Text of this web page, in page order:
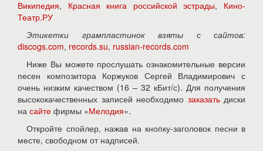
Википедия, Красная книга российской эстрады, Кино-
Театр.РУ
Этикетки грампластинок взяты с сайтов:
discogs.com, records.su, russian-records.com
Ниже Вы можете прослушать ознакомительные версии
песен композитора Коржуков Сергей Владимирович с
очень низким качеством (16 – 32 кБит/с). Для получения
высококачественных записей необходимо заказатьдиски
на сайте фирмы «Мелодия».
Откройте спойлер, нажав на кнопку-заголовок песни в
месте, свободном от надписей.